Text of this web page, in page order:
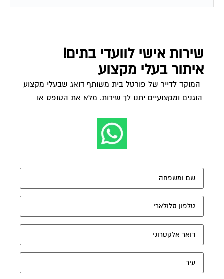
שירות אישי לוועדי בתים!
איתור בעלי מקצוע
המוקד לדייר של פורטל בית משותף דואג שבעלי מקצוע
הוגנים ומקצועיים יתנו לך שירות. מלא את הטופס או